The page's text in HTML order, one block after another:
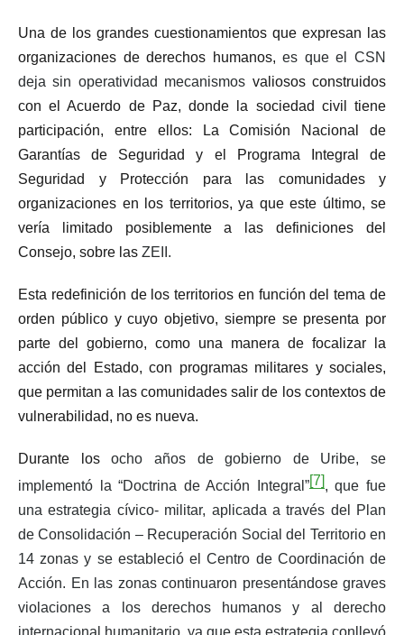
Una de los grandes cuestionamientos que expresan las
organizaciones de derechos humanos,es que el CSN
deja sin operatividad mecanismos valiosos construidos
con el Acuerdo de Paz, donde la sociedad civil tiene
participación, entre ellos: La Comisión Nacional de
Garantías de Seguridad y el Programa Integral de
Seguridad y Protección para las comunidades y
organizaciones en los territorios, ya que este último, se
vería limitado posiblemente a las definiciones del
Consejo, sobre las ZEII.
Esta redefinición de los territorios en función del tema de
orden público y cuyo objetivo, siempre se presenta por
parte del gobierno, como una manera de focalizar la
acción del Estado, con programas militares y sociales,
que permitan a las comunidades salir de los contextos de
vulnerabilidad, no es nueva.
Durante losocho años de gobierno de Uribe, se
implementó la “Doctrina de Acción Integral”[7], que fue
una estrategia cívico- militar, aplicada a través del Plan
de Consolidación – Recuperación Social del Territorio en
14 zonas y se estableció el Centro de Coordinación de
Acción. En las zonas continuaron presentándose graves
violaciones a los derechos humanos y al derecho